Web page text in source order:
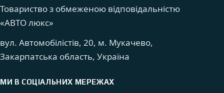
Товариство з обмеженою відповідальністю
«АВТО люкс»
вул. Автомобілістів, 20, м. Мукачево,
Закарпатська область, Україна
МИ В СОЦІАЛЬНИХ МЕРЕЖАХ